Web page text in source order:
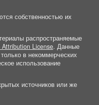
собственностью их
распространяемые
License. Данные
в некоммерческих
использование
источников или же